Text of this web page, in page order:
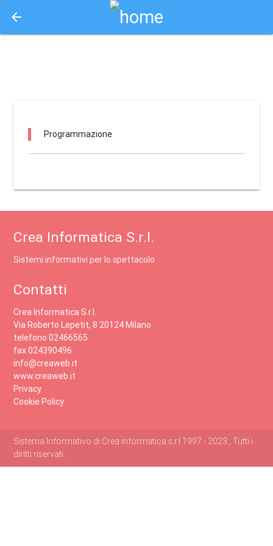
arrow_back
Programmazione
Crea Informatica S.r.l.
Sistemi informativi per lo spettacolo
Contatti
Crea Informatica S.r.l.
Via Roberto Lepetit, 8 20124 Milano
telefono 02466565
fax 024390496
info@creaweb.it
www.creaweb.it
Privacy
Cookie Policy
Sistema Informativo di Crea informatica s.r.l 1997 - 2023 , Tutti i
diritti riservati.